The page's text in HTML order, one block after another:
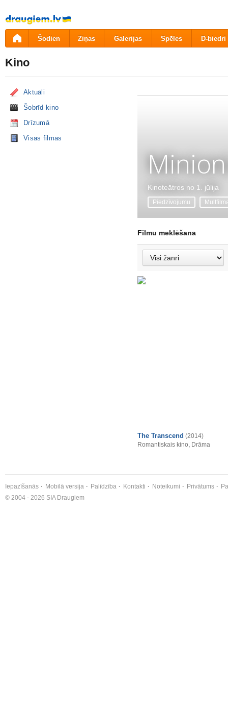
Pāriet
uz
saturu
Šodien Ziņas Galerijas Spēles D-biedri
Kino
Aktuāli
Šobrīd kino
Drīzumā
Visas filmas
Kinoteātros no 1. jūlija
Piedzīvojumu
Filmu meklēšana
The Transcend (2014)
Romantiskais kino, Drāma
Iepazīšanās Mobilā versija Palīdzība Kontakti Noteikumi Privātums
© 2004 - 2026 SIA Draugiem